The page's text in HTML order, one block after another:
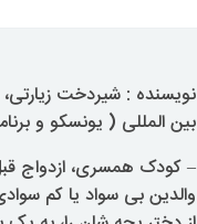
نویسنده : شیردخت زیارتی،
بین المللی ( یونسکو و
والدین بی سواد یا کم